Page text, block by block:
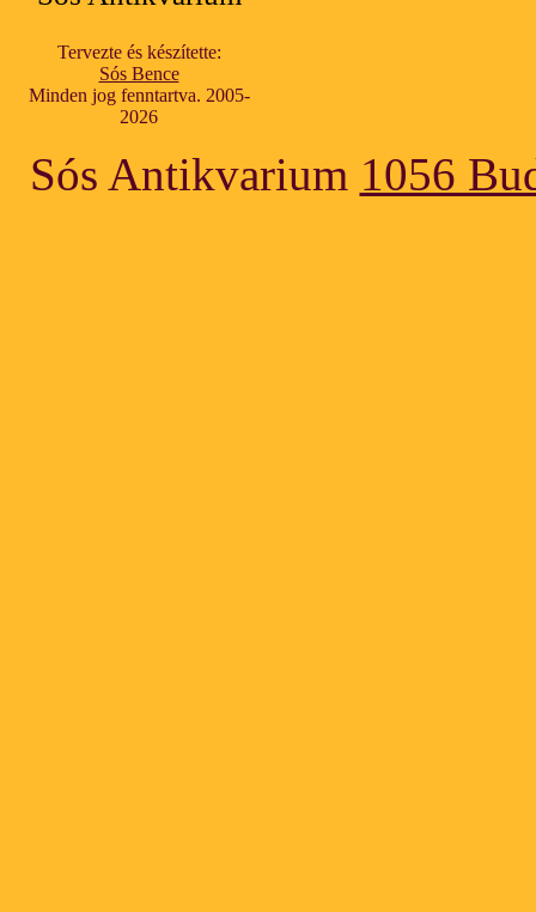
Tervezte és készítette:
Sós Bence
Minden jog fenntartva. 2005-
2026
Sós Antikvarium 1056